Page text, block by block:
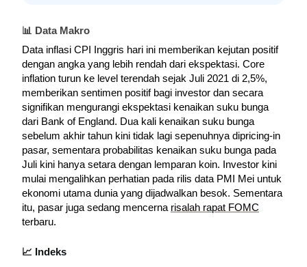
📊 Data Makro
Data inflasi CPI Inggris hari ini memberikan kejutan positif
dengan angka yang lebih rendah dari ekspektasi. Core
inflation turun ke level terendah sejak Juli 2021 di 2,5%,
memberikan sentimen positif bagi investor dan secara
signifikan mengurangi ekspektasi kenaikan suku bunga
dari Bank of England. Dua kali kenaikan suku bunga
sebelum akhir tahun kini tidak lagi sepenuhnya dipricing-in
pasar, sementara probabilitas kenaikan suku bunga pada
Juli kini hanya setara dengan lemparan koin.
Investor kini
mulai mengalihkan perhatian pada rilis data PMI Mei untuk
ekonomi utama dunia yang dijadwalkan besok. Sementara
itu, pasar juga sedang mencerna risalah rapat FOMC
terbaru.
📈 Indeks